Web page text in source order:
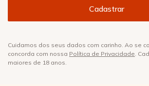
Cuidamos dos seus dados com carinho. Ao se
concorda com nossa Política de Privacidade.
maiores de 18 anos.